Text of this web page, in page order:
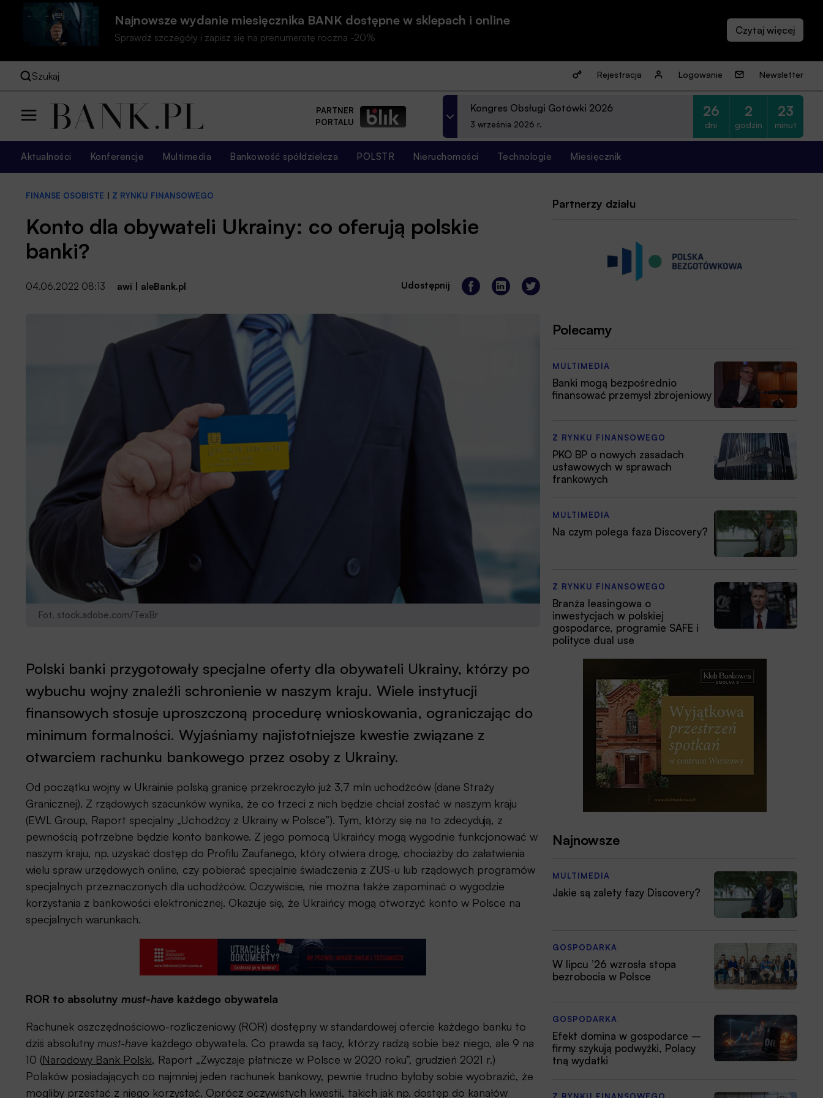
Najnowsze wydanie miesięcznika BANK dostępne w sklepach i online
Sprawdź szczegóły i zapisz się na prenumeratę roczną -20%
Szukaj Rejestracja Logowanie Newsletter
PARTNER
PORTALU
Kongres Obsługi Gotówki 2026
3 września 2026 r.
26
dni
2
godzin
23
minut
Aktualności Konferencje Multimedia Bankowość spółdzielcza POLSTR Nieruchomości Technologie Miesięcznik
FINANSE OSOBISTE | Z RYNKU FINANSOWEGO
Konto dla obywateli Ukrainy: co oferują polskie
banki?
04.06.2022 08:13 awi aleBank.pl Udostępnij
Fot. stock.adobe.com/TexBr
Polski banki przygotowały specjalne oferty dla obywateli Ukrainy, którzy po
wybuchu wojny znaleźli schronienie w naszym kraju. Wiele instytucji
finansowych stosuje uproszczoną procedurę wnioskowania, ograniczając do
minimum formalności. Wyjaśniamy najistotniejsze kwestie związane z
otwarciem rachunku bankowego przez osoby z Ukrainy.
Od początku wojny w Ukrainie polską granicę przekroczyło już 3,7 mln uchodźców (dane Straży
Granicznej). Z rządowych szacunków wynika, że co trzeci z nich będzie chciał zostać w naszym kraju
(EWL Group, Raport specjalny „Uchodźcy z Ukrainy w Polsce”). Tym, którzy się na to zdecydują, z
pewnością potrzebne będzie konto bankowe. Z jego pomocą Ukraińcy mogą wygodnie funkcjonować w
naszym kraju, np. uzyskać dostęp do Profilu Zaufanego, który otwiera drogę, chociażby do załatwienia
wielu spraw urzędowych online, czy pobierać specjalnie świadczenia z ZUS-u lub rządowych programów
specjalnych przeznaczonych dla uchodźców. Oczywiście, nie można także zapominać o wygodzie
korzystania z bankowości elektronicznej. Okazuje się, że Ukraińcy mogą otworzyć konto w Polsce na
specjalnych warunkach.
ROR to absolutny must-have każdego obywatela
Rachunek oszczędnościowo-rozliczeniowy (ROR) dostępny w standardowej ofercie każdego banku to
dziś absolutny must-have każdego obywatela. Co prawda są tacy, którzy radzą sobie bez niego, ale 9 na
10 (Narodowy Bank Polski, Raport „Zwyczaje płatnicze w Polsce w 2020 roku”, grudzień 2021 r.)
Polaków posiadających co najmniej jeden rachunek bankowy, pewnie trudno byłoby sobie wyobrazić, że
mogliby przestać z niego korzystać. Oprócz oczywistych kwestii, takich jak np. dostęp do kanałów
Partnerzy działu
Polecamy
MULTIMEDIA
Banki mogą bezpośrednio
finansować przemysł zbrojeniowy
Z RYNKU FINANSOWEGO
PKO BP o nowych zasadach
ustawowych w sprawach
frankowych
MULTIMEDIA
Na czym polega faza Discovery?
Z RYNKU FINANSOWEGO
Branża leasingowa o
inwestycjach w polskiej
gospodarce, programie SAFE i
polityce dual use
Najnowsze
MULTIMEDIA
Jakie są zalety fazy Discovery?
GOSPODARKA
W lipcu ’26 wzrosła stopa
bezrobocia w Polsce
GOSPODARKA
Efekt domina w gospodarce –
firmy szykują podwyżki, Polacy
tną wydatki